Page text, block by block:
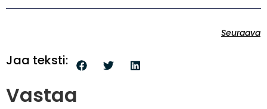
Seuraava
Jaa teksti:
Vastaa